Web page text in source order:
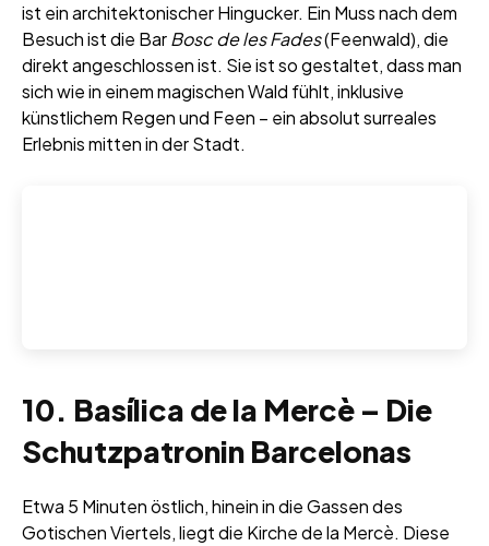
ist ein architektonischer Hingucker. Ein Muss nach dem
Besuch ist die BarBosc de les Fades(Feenwald), die
direkt angeschlossen ist. Sie ist so gestaltet, dass man
sich wie in einem magischen Wald fühlt, inklusive
künstlichem Regen und Feen – ein absolut surreales
Erlebnis mitten in der Stadt.
10. Basílica de la Mercè – Die
Schutzpatronin Barcelonas
Etwa 5 Minuten östlich, hinein in die Gassen des
Gotischen Viertels, liegt die Kirche de la Mercè. Diese